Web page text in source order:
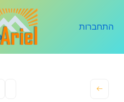
התחברות